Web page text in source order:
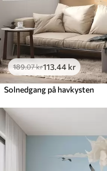
189.07kr113 .44 kr
Solnedgang på havkysten